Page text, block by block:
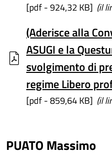
[pdf - 924,32 KB] (il
(Aderisce alla
ASUGI e la
svolgimento di
regime Libero
[pdf - 859,64 KB] (il
PUATO Massimo